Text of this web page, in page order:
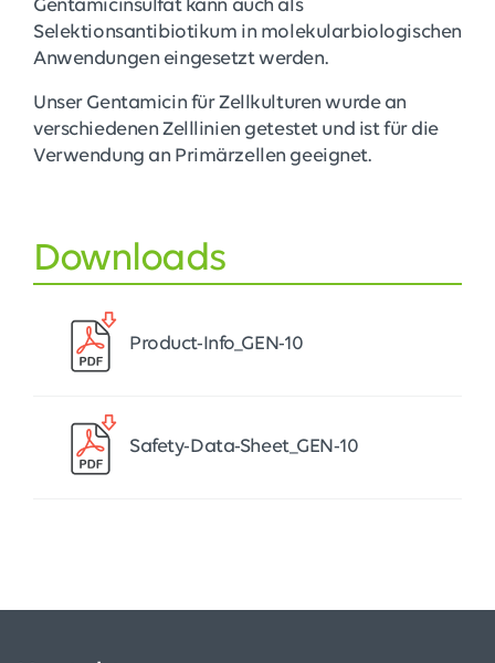
Gentamicinsulfat kann auch als
Selektionsantibiotikum in molekularbiologischen
Anwendungen eingesetzt werden.
Unser Gentamicin für Zellkulturen wurde an
verschiedenen Zelllinien getestet und ist für die
Verwendung an Primärzellen geeignet.
Downloads
Product-Info_GEN-10
Safety-Data-Sheet_GEN-10